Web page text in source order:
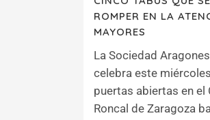
ROMPER EN LA
MAYORES
La Sociedad
celebra este
puertas abiertas en el
Roncal de Zaragoza